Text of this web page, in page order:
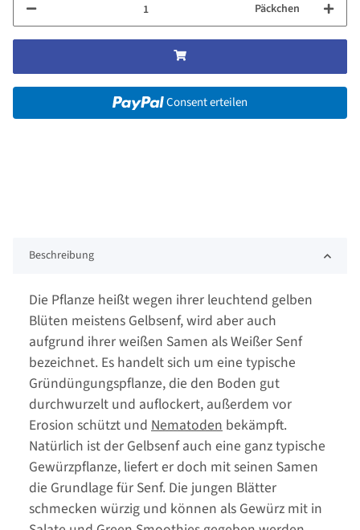
Päckchen
Consent erteilen
Beschreibung
Die Pflanze heißt wegen ihrer leuchtend gelben
Blüten meistens Gelbsenf, wird aber auch
aufgrund ihrer weißen Samen als Weißer Senf
bezeichnet. Es handelt sich um eine typische
Gründüngungspflanze, die den Boden gut
durchwurzelt und auflockert, außerdem vor
Erosion schützt und Nematoden bekämpft.
Natürlich ist der Gelbsenf auch eine ganz typische
Gewürzpflanze, liefert er doch mit seinen Samen
die Grundlage für Senf. Die jungen Blätter
schmecken würzig und können als Gewürz mit in